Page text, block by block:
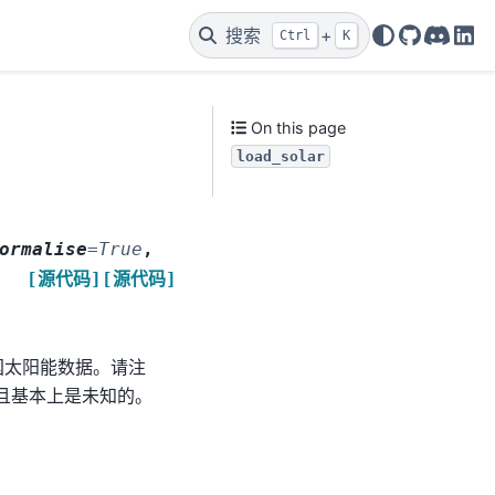
搜索 Ctrl + K
GitHub
=True ,
[源代码]
[源代码]
阳能数据。请注
本上是未知的。
On this page
load_solar